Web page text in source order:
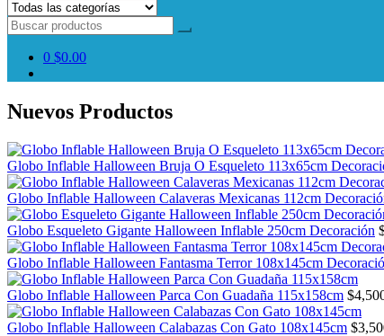
0 $0.00
Nuevos Productos
Globo Inflable Halloween Bruja O Esqueleto 113x65cm
Globo Inflable Halloween Calaveras Mexicanas 112cm
Globo Esqueleto Gigante Halloween Inflable 250cm Decoración
Globo Inflable Halloween Fantasma Terror 108x145cm
Globo Inflable Halloween Parca Con Guadaña 115x158cm $
Globo Inflable Halloween Calabazas Con Gato 108x145cm $